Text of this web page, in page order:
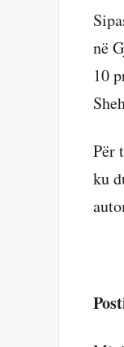
në
10
Për
ku